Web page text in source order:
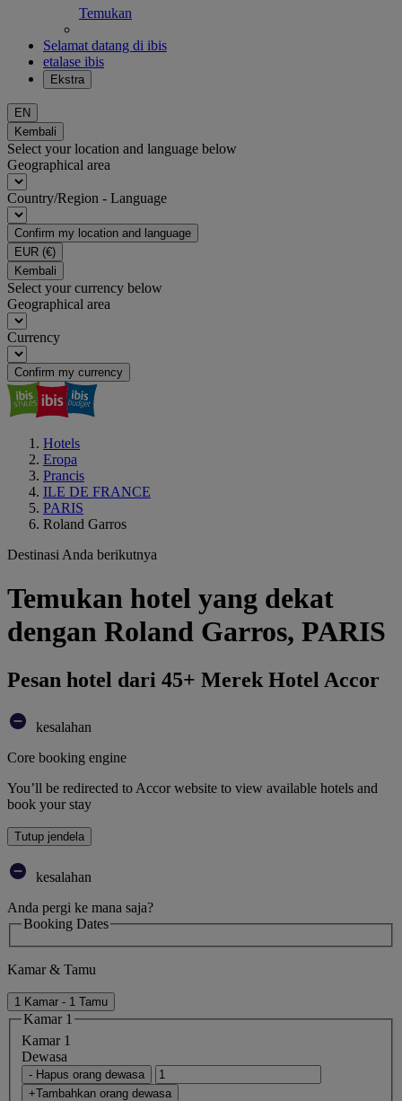
Temukan
Selamat datang di ibis
etalase ibis
Ekstra
EN
Kembali
Select your location and language below
Geographical area
Country/Region - Language
Confirm my location and language
EUR (€)
Kembali
Select your currency below
Geographical area
Currency
Confirm my currency
Hotels
Eropa
Prancis
ILE DE FRANCE
PARIS
Roland Garros
Destinasi Anda berikutnya
Temukan hotel yang dekat
dengan Roland Garros, PARIS
Pesan hotel dari 45+ Merek Hotel Accor
kesalahan
Core booking engine
You’ll be redirected to Accor website to view available hotels and
book your stay
Tutup jendela
kesalahan
Anda pergi ke mana saja?
Booking Dates
Kamar & Tamu
1 Kamar - 1 Tamu
Kamar 1
Kamar 1
Dewasa
- Hapus orang dewasa
+Tambahkan orang dewasa